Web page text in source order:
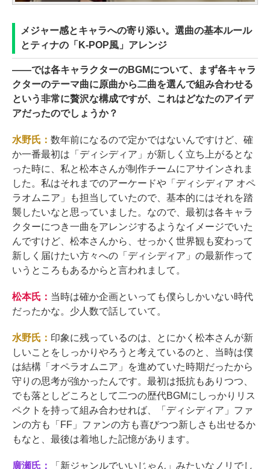
メジャー感とキャラへの寄り添い。選曲の基本ルール
とティナの「K-POP風」アレンジ
――では各キャラクターのBGMについて、まず各キャラ
クターのテーマ曲に原曲から二曲を選んで組み合わせる
という非常に贅沢な構成ですが、これはどなたのアイデ
アだったのでしょうか？
水野氏： 数年前になるので定かではないんですけど、確
か一番最初は「ディシディア」が新しく立ち上がるとな
った時に、私と松本さんが制作チームにアサインされま
した。私はそれまでのアーケードや「ディシディア オペ
ラオムニア」も担当していたので、基本的にはそれを踏
襲したいなと思っていました。なので、最初は各キャラ
クターにつき一曲をアレンジするようなイメージでいた
んですけど、松本さんから、せっかく世界観も変わって
新しく届けたい方々への「ディシディア」の最新作って
いうところもあるからと言われまして。
松本氏： 当時は確か企画といっても僕らしかいない時代
だったかな。少人数で話していて。
水野氏： 印象に残っているのは、とにかく松本さんが新
しいことをしっかりやろうと考えているのと、当時は僕
は結構「オペラオムニア」を進めていた時期だったから
守りの思考が強かったんです。最初は抵抗もありつつ、
でも落としどころとして二つの歴代BGMにしっかりリス
ペクトを持って組み合わせれば、「ディシディア」ファ
ンの方も「FF」ファンの方も喜びつつ新しさも出せるか
もなと、最後は着地した記憶があります。
廣瀬氏： 「新ジャンルでいいじゃん」みたいなノリでし